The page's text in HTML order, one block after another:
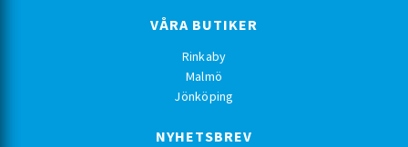
VÅRA BUTIKER
Rinkaby
Malmö
Jönköping
NYHETSBREV